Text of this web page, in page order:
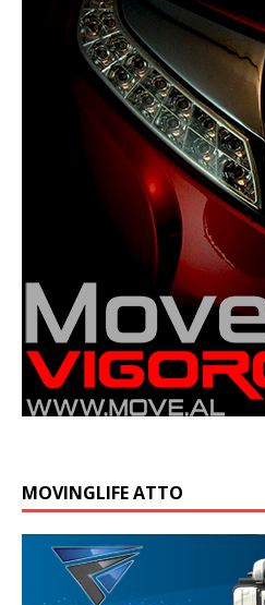
MOVINGLIFE ATTO